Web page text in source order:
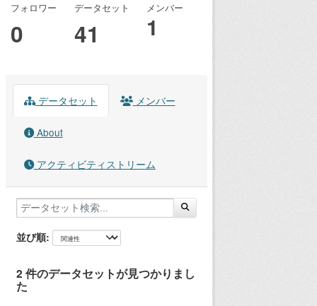
フォロワー
0
データセット
41
メンバー
1
データセット メンバー
About
アクティビティストリーム
並び順
2 件のデータセットが見つかりまし
た